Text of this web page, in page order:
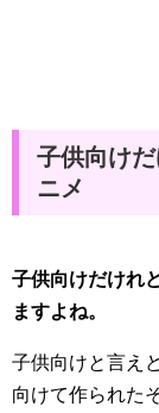
子供向け
ニメ
子供向けだけれ
ますよね。
子供向けと言え
向けて作られた